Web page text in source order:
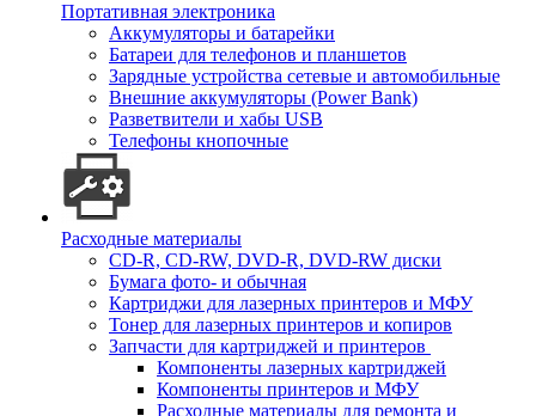
Портативная электроника
Аккумуляторы и батарейки
Батареи для телефонов и планшетов
Зарядные устройства сетевые и автомобильные
Внешние аккумуляторы (Power Bank)
Разветвители и хабы USB
Телефоны кнопочные
Расходные материалы
CD-R, CD-RW, DVD-R, DVD-RW диски
Бумага фото- и обычная
Картриджи для лазерных принтеров и МФУ
Тонер для лазерных принтеров и копиров
Запчасти для картриджей и принтеров
Компоненты лазерных картриджей
Компоненты принтеров и МФУ
Расходные материалы для ремонта и